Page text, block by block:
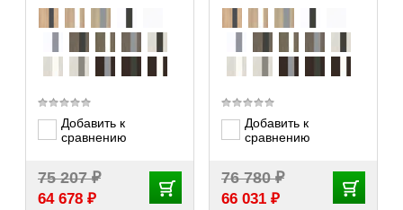
Добавить к
сравнению
75 207₽
64 678 ₽
Добавить к
сравнению
76 780₽
66 031 ₽